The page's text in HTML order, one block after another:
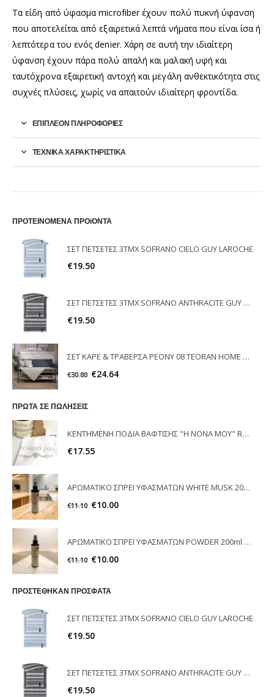
Τα είδη από ύφασμα microfiber έχουν πολύ πυκνή ύφανση
που αποτελείται από εξαιρετικά λεπτά νήματα που είναι ίσα ή
λεπτότερα του ενός denier. Χάρη σε αυτή την ιδιαίτερη
ύφανση έχουν πάρα πολύ απαλή και μαλακή υφή και
ταυτόχρονα εξαιρετική αντοχή και μεγάλη ανθεκτικότητα στις
συχνές πλύσεις, χωρίς να απαιτούν ιδιαίτερη φροντίδα.
ΕΠΙΠΛΈΟΝ ΠΛΗΡΟΦΟΡΊΕΣ
ΤΕΧΝΙΚΑ ΧΑΡΑΚΤΗΡΙΣΤΙΚΑ
ΠΡΟΤΕΙΝΟΜΕΝΑ ΠΡΟϊΟΝΤΑ
ΣΕΤ ΠΕΤΣΕΤΕΣ 3ΤΜΧ SOFRANO CIELO GUY LAROCHE
€19.50
ΣΕΤ ΠΕΤΣΕΤΕΣ 3ΤΜΧ SOFRANO ANTHRACITE GUY LAROCHE
€19.50
ΣΕΤ ΚΑΡΕ & ΤΡΑΒΕΡΣΑ PEONY 08 TEORAN HOME & MORE
€30.80 €24.64
ΠΡΩΤΑ ΣΕ ΠΩΛΗΣΕΙΣ
ΚΕΝΤΗΜΕΝΗ ΠΟΔΙΑ ΒΑΦΤΙΣΗΣ "Η ΝΟΝΑ ΜΟΥ" RAISON D'ETRE
€17.55
ΑΡΩΜΑΤΙΚΟ ΣΠΡΕΙ ΥΦΑΣΜΑΤΩΝ WHITE MUSK 200ml ELEGANT
€11.10 €10.00
ΑΡΩΜΑΤΙΚΟ ΣΠΡΕΙ ΥΦΑΣΜΑΤΩΝ POWDER 200ml ELEGANT
€11.10 €10.00
ΠΡΟΣΤΕΘΗΚΑΝ ΠΡΟΣΦΑΤΑ
ΣΕΤ ΠΕΤΣΕΤΕΣ 3ΤΜΧ SOFRANO CIELO GUY LAROCHE
€19.50
ΣΕΤ ΠΕΤΣΕΤΕΣ 3ΤΜΧ SOFRANO ANTHRACITE GUY LAROCHE
€19.50